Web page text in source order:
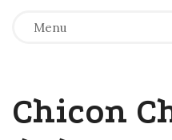
Menu
Chicon